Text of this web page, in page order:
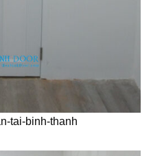
tai-binh-thanh